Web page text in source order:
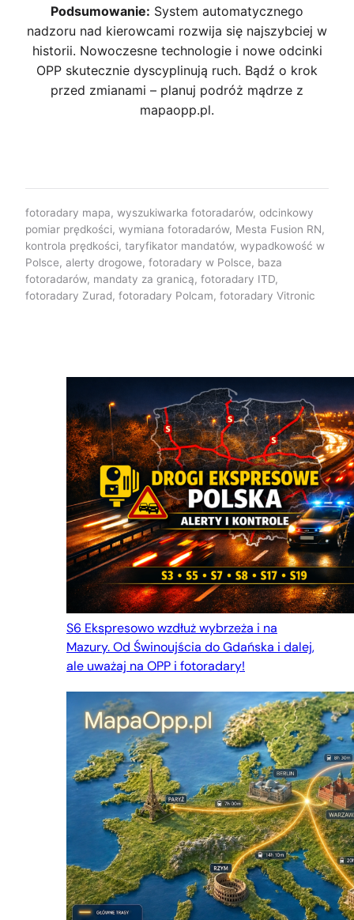
Podsumowanie: System automatycznego
nadzoru nad kierowcami rozwija się najszybciej w
historii. Nowoczesne technologie i nowe odcinki
OPP skutecznie dyscyplinują ruch. Bądź o krok
przed zmianami – planuj podróż mądrze z
mapaopp.pl.
fotoradary mapa, wyszukiwarka fotoradarów, odcinkowy
pomiar prędkości, wymiana fotoradarów, Mesta Fusion RN,
kontrola prędkości, taryfikator mandatów, wypadkowość w
Polsce, alerty drogowe, fotoradary w Polsce, baza
fotoradarów, mandaty za granicą, fotoradary ITD,
fotoradary Zurad, fotoradary Polcam, fotoradary Vitronic
S6 Ekspresowo wzdłuż wybrzeża i na
Mazury. Od Świnoujścia do Gdańska i dalej,
ale uważaj na OPP i fotoradary!